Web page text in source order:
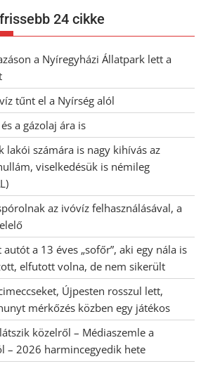
24 cikke
a Nyíregyházi Állatpark lett a
tűnt el a Nyírség alól
a gázolaj ára is
lakói számára is nagy kihívás az
viselkedésük is némileg
az ivóvíz felhasználásával, a
a 13 éves „sofőr”, aki egy nála is
elfutott volna, de nem sikerült
Újpesten rosszul lett,
mérkőzés közben egy játékos
közelről – Médiaszemle a
– 2026 harmincegyedik hete